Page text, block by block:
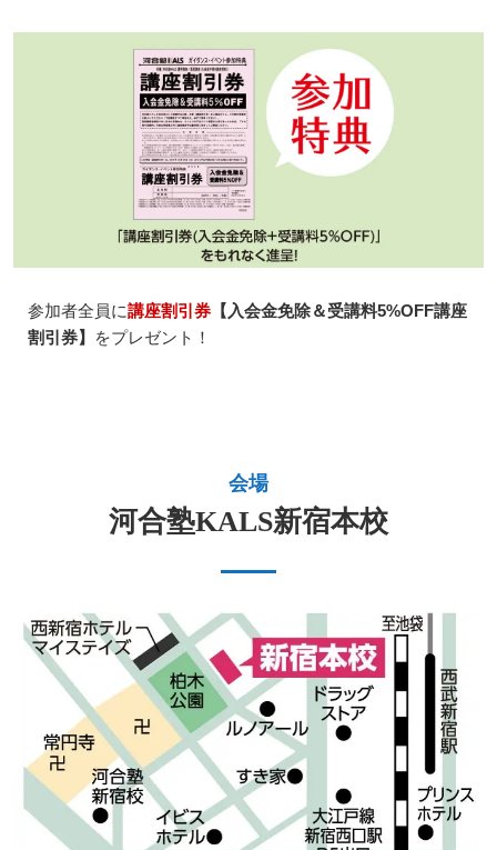
参加者全員に講座割引券【入会金免除＆受講料5%OFF講座
割引券】
をプレゼント！
会場
河合塾KALS新宿本校